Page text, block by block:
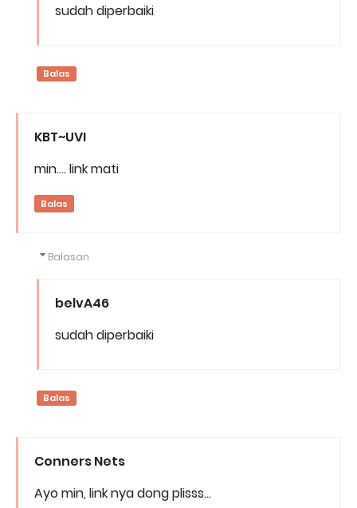
sudah diperbaiki
Balas
KBT~UVI
min.... link mati
Balas
Balasan
belvA46
sudah diperbaiki
Balas
Conners Nets
Ayo min, link nya dong plisss...